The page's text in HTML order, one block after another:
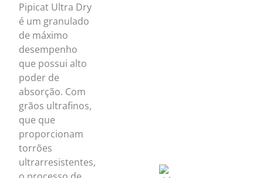
Pipicat Ultra Dry
é um granulado
de máximo
desempenho
que possui alto
poder de
absorção. Com
grãos ultrafinos,
que que
proporcionam
torrões
ultrarresistentes,